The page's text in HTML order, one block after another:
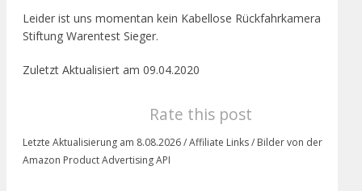
Leider ist uns momentan kein Kabellose Rückfahrkamera
Stiftung Warentest Sieger.
Zuletzt Aktualisiert am 09.04.2020
Rate this post
Letzte Aktualisierung am 8.08.2026 / Affiliate Links / Bilder von der
Amazon Product Advertising API